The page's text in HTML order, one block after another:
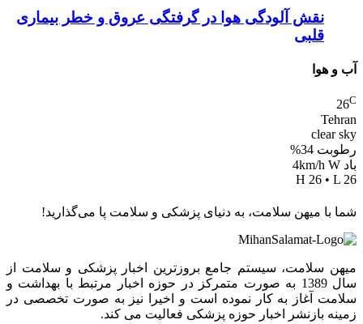
نقش آلودگی هوا در گرفتگی عروق و خطر بیماری
قلبی
آب و هوا
26C
Tehran
clear sky
رطوبت 34%
باد 4km/h W
H 26 • L 26
شما با میهن سلامت، به دنیای پزشکی و سلامت پا می‌گذارید!
میهن سلامت، سیستم جامع بروزترین اخبار پزشکی و سلامت از
سال 1389 به صورت متمرکز در حوزه اخبار مرتبط با بهداشت و
سلامت آغاز به کار نموده است و اخیرا نیز به صورت تخصصی در
زمینه بازنشر اخبار حوزه پزشکی فعالیت می کند.